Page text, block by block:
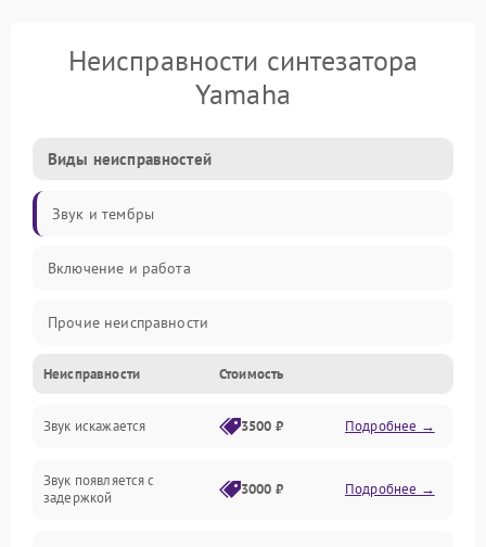
Неисправности синтезатора
Yamaha
Виды неисправностей
Звук и тембры
Включение и работа
Прочие неисправности
Управление и электроника
Клавиатура
Подключения и интерфейсы
Неисправности Стоимость
Звук искажается 3500 ₽ Подробнее →
Звук появляется с
задержкой
3000 ₽ Подробнее →